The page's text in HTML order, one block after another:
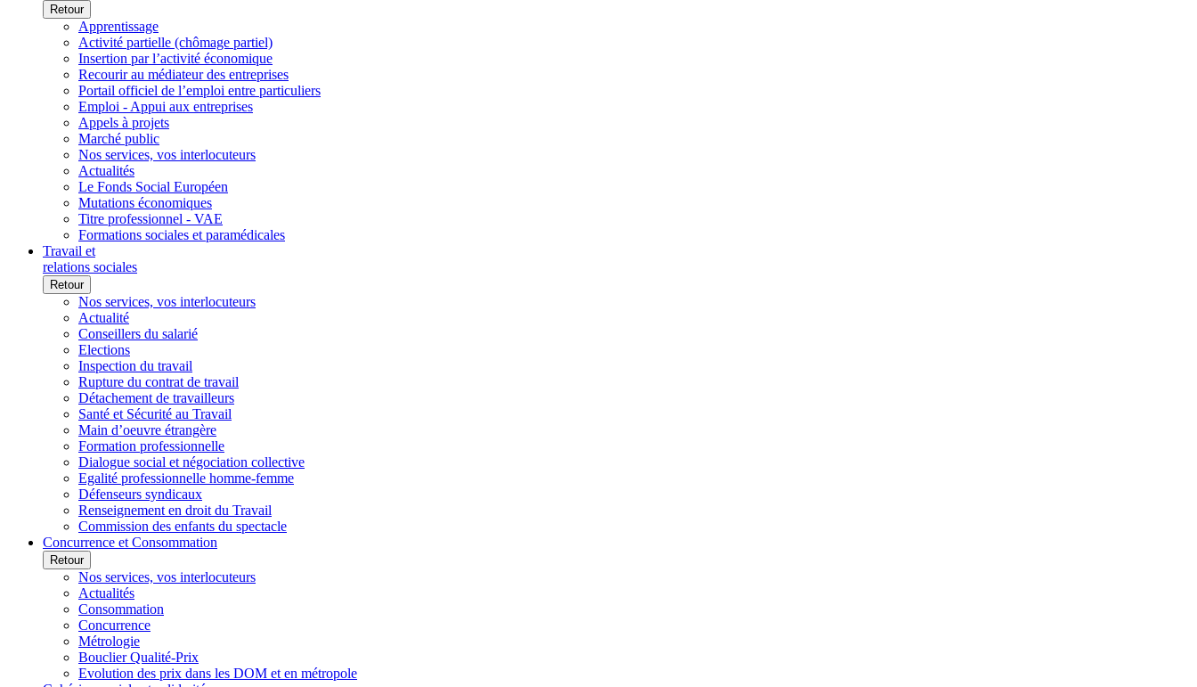
Retour
Apprentissage
Activité partielle (chômage partiel)
Insertion par l’activité économique
Recourir au médiateur des entreprises
Portail officiel de l’emploi entre particuliers
Emploi - Appui aux entreprises
Appels à projets
Marché public
Nos services, vos interlocuteurs
Actualités
Le Fonds Social Européen
Mutations économiques
Titre professionnel - VAE
Formations sociales et paramédicales
Travail et
relations sociales
Retour
Nos services, vos interlocuteurs
Actualité
Conseillers du salarié
Elections
Inspection du travail
Rupture du contrat de travail
Détachement de travailleurs
Santé et Sécurité au Travail
Main d’oeuvre étrangère
Formation professionnelle
Dialogue social et négociation collective
Egalité professionnelle homme-femme
Défenseurs syndicaux
Renseignement en droit du Travail
Commission des enfants du spectacle
Concurrence et Consommation
Retour
Nos services, vos interlocuteurs
Actualités
Consommation
Concurrence
Métrologie
Bouclier Qualité-Prix
Evolution des prix dans les DOM et en métropole